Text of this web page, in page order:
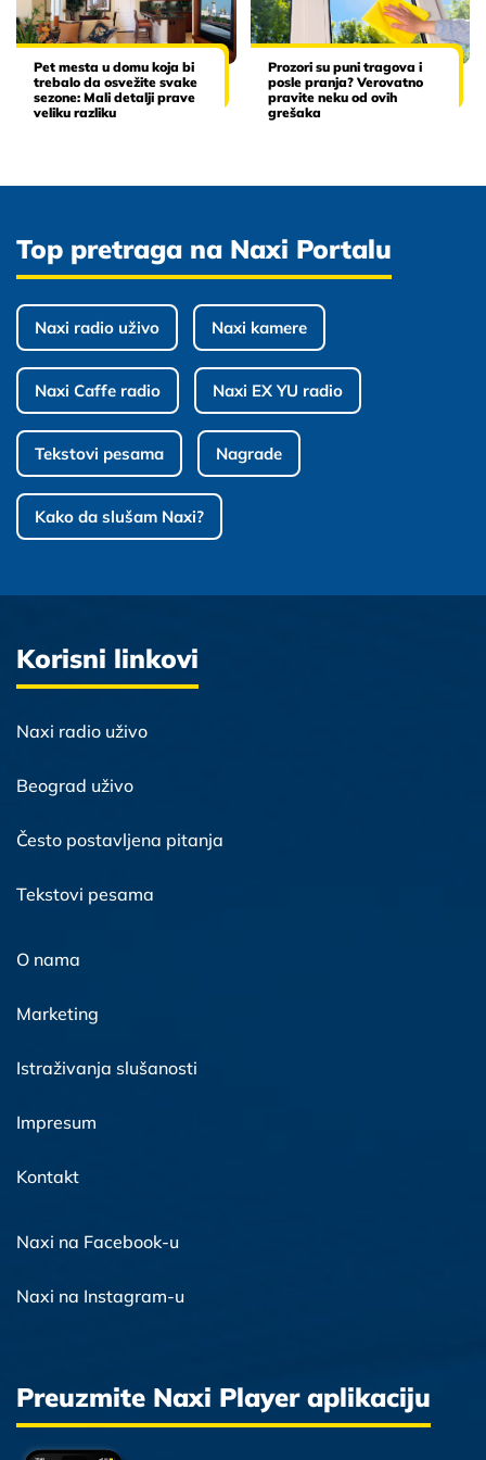
Pet mesta u domu koja bi
trebalo da osvežite svake
sezone: Mali detalji prave
veliku razliku
Prozori su puni tragova i
posle pranja? Verovatno
pravite neku od ovih
grešaka
Top pretraga na Naxi Portalu
Naxi radio uživo Naxi kamere
Naxi Caffe radio Naxi EX YU radio
Tekstovi pesama Nagrade
Kako da slušam Naxi?
Korisni linkovi
Naxi radio uživo
Beograd uživo
Često postavljena pitanja
Tekstovi pesama
O nama
Marketing
Istraživanja slušanosti
Impresum
Kontakt
Naxi na Facebook-u
Naxi na Instagram-u
Preuzmite Naxi Player aplikaciju